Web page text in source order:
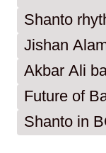
Shanto
Jishan
Akbar Ali
Future of
Shanto in